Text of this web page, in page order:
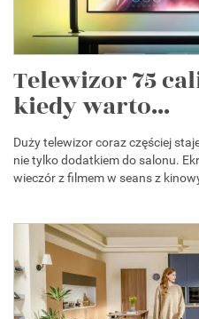
Telewizor 75
kiedy warto...
Duży telewizor coraz częściej
nie tylko dodatkiem do salonu.
wieczór z filmem w seans z